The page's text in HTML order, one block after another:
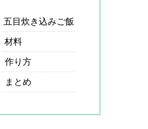
五目炊き込みご飯
材料
作り方
まとめ